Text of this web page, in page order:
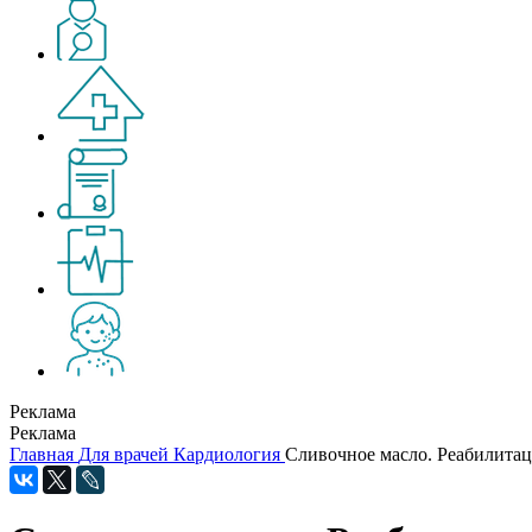
Реклама
Реклама
Главная Для врачей Кардиология Сливочное масло.